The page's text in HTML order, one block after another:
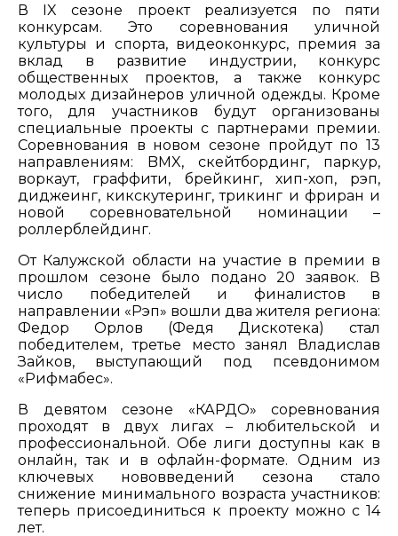
В IX сезоне проект реализуется по пяти
конкурсам. Это соревнования уличной
культуры и спорта, видеоконкурс, премия за
вклад в развитие индустрии, конкурс
общественных проектов, а также конкурс
молодых дизайнеров уличной одежды. Кроме
того, для участников будут организованы
специальные проекты с партнерами премии.
Соревнования в новом сезоне пройдут по 13
направлениям: BMX, скейтбординг, паркур,
воркаут, граффити, брейкинг, хип-хоп, рэп,
диджеинг, кикскутеринг, трикинг и фриран и
новой соревновательной номинации –
роллерблейдинг.
От Калужской области на участие в премии в
прошлом сезоне было подано 20 заявок. В
число победителей и финалистов в
направлении «Рэп» вошли два жителя региона:
Федор Орлов (Федя Дискотека) стал
победителем, третье место занял Владислав
Зайков, выступающий под псевдонимом
«Рифмабес».
В девятом сезоне «КАРДО» соревнования
проходят в двух лигах – любительской и
профессиональной. Обе лиги доступны как в
онлайн, так и в офлайн-формате. Одним из
ключевых нововведений сезона стало
снижение минимального возраста участников:
теперь присоединиться к проекту можно с 14
лет.